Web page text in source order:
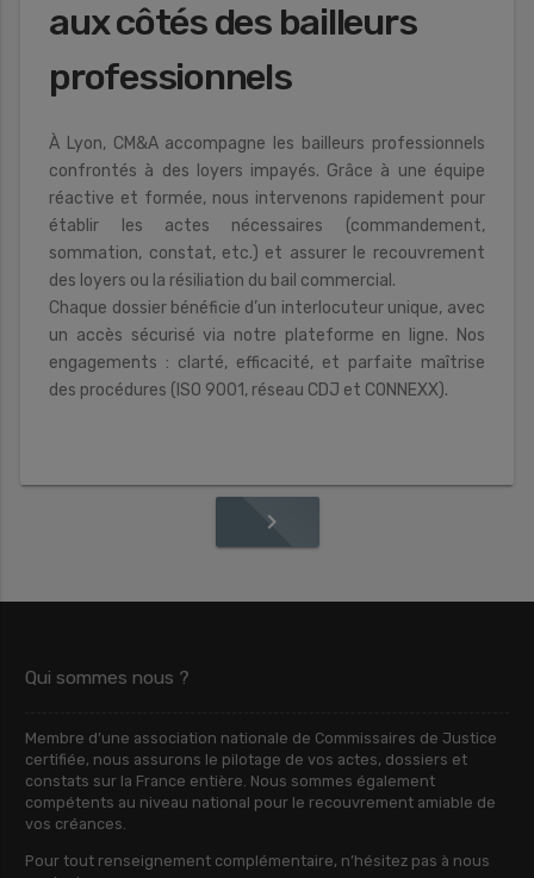
aux côtés des bailleurs
professionnels
À Lyon, CM&A accompagne les bailleurs professionnels
confrontés à des loyers impayés. Grâce à une équipe
réactive et formée, nous intervenons rapidement pour
établir les actes nécessaires (commandement,
sommation, constat, etc.) et assurer le recouvrement
des loyers ou la résiliation du bail commercial.
Chaque dossier bénéficie d’un interlocuteur unique, avec
un accès sécurisé via notre plateforme en ligne. Nos
engagements : clarté, efficacité, et parfaite maîtrise
des procédures (ISO 9001, réseau CDJ et CONNEXX).
navigate_next
Qui sommes nous ?
Membre d’une association nationale de Commissaires de Justice
certifiée, nous assurons le pilotage de vos actes, dossiers et
constats sur la France entière. Nous sommes également
compétents au niveau national pour le recouvrement amiable de
vos créances.
Pour tout renseignement complémentaire, n’hésitez pas à nous